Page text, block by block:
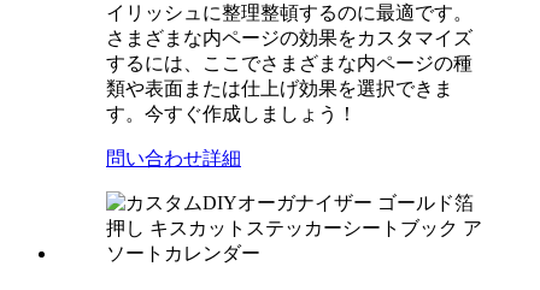
イリッシュに整理整頓するのに最適です。
さまざまな内ページの効果をカスタマイズ
するには、ここでさまざまな内ページの種
類や表面または仕上げ効果を選択できま
す。今すぐ作成しましょう！
問い合わせ詳細